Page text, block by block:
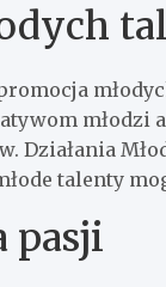
młodzi
Działania
talenty
pasji